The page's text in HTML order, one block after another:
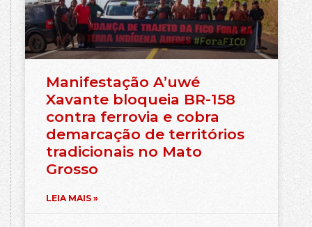
Manifestação A’uwé
Xavante bloqueia BR-158
contra ferrovia e cobra
demarcação de territórios
tradicionais no Mato
Grosso
LEIA MAIS »